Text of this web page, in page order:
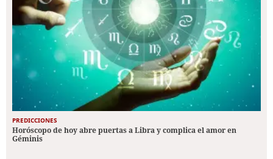
PREDICCIONES
Horóscopo de hoy abre puertas a Libra y complica el amor en
Géminis